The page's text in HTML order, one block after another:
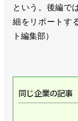
という。後編で
細をリポートす
ト編集部）
同じ企業の記事